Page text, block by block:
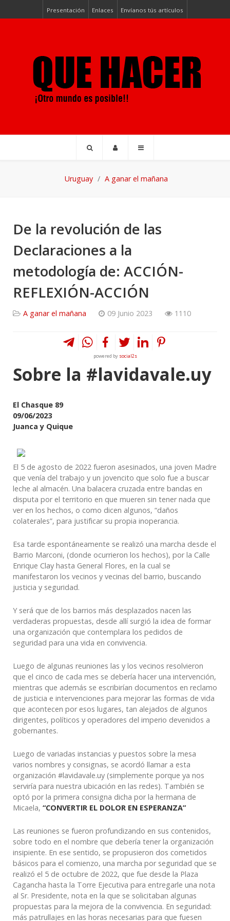
Presentación Enlaces Envíanos tús artículos
Uruguay A ganar el mañana
De la revolución de las
Declaraciones a la
metodología de: ACCIÓN-
REFLEXIÓN-ACCIÓN
A ganar el mañana 09 Junio 2023 1110
powered by social2s
Sobre la #lavidavale.uy
El Chasque 89
09/06/2023
Juanca y Quique
El 5 de agosto de 2022 fueron asesinados, una joven Madre
que venía del trabajo y un jovencito que solo fue a buscar
leche al almacén. Una balacera cruzada entre bandas en
disputa por el territorio en que mueren sin tener nada que
ver en los hechos, o como dicen algunos, “daños
colaterales”, para justificar su propia inoperancia.
Esa tarde espontáneamente se realizó una marcha desde el
Barrio Marconi, (donde ocurrieron los hechos), por la Calle
Enrique Clay hasta General Flores, en la cual se
manifestaron los vecinos y vecinas del barrio, buscando
justicia y seguridad.
Y será que de los barrios más desplazados nacen las
verdaderas propuestas, desde allí surgió la idea de formar
una organización que contemplara los pedidos de
seguridad para una vida en convivencia.
Luego de algunas reuniones las y los vecinos resolvieron
que el cinco de cada mes se debería hacer una intervención,
mientras que además se escribirían documentos en reclamo
de justicia e intervenciones para mejorar las formas de vida
que acontecen por esos lugares, tan alejados de algunos
dirigentes, políticos y operadores del imperio devenidos a
gobernantes.
Luego de variadas instancias y puestos sobre la mesa
varios nombres y consignas, se acordó llamar a esta
organización #lavidavale.uy (simplemente porque ya nos
serviría para nuestra ubicación en las redes). También se
optó por la primera consigna dicha por la hermana de
Micaela, “CONVERTIR EL DOLOR EN ESPERANZA”
Las reuniones se fueron profundizando en sus contenidos,
sobre todo en el nombre que debería tener la organización
insipiente. En ese sentido, se propusieron dos cometidos
básicos para el comienzo, una marcha por seguridad que se
realizó el 5 de octubre de 2022, que fue desde la Plaza
Cagancha hasta la Torre Ejecutiva para entregarle una nota
al Sr. Presidente, nota en la que se solicitaban algunas
propuestas para la mejora de la convivencia. En seguridad:
más patrullajes en las horas necesarias para que fuesen